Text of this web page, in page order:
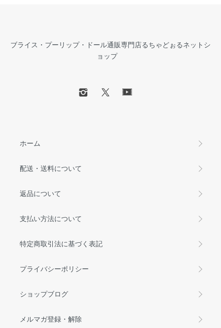
ブライス・プーリップ・ドール通販専門店るちゃどぉるネットシ
ョップ
ホーム
配送・送料について
返品について
支払い方法について
特定商取引法に基づく表記
プライバシーポリシー
ショップブログ
メルマガ登録・解除